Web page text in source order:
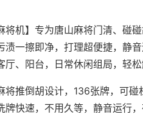
将机】专为唐山麻将门清、碰
一擦即净，打理超便捷，静
、阳台，日常休闲组局，轻松
将推倒胡设计，136张牌，可
牌快速，不用久等，静音运行